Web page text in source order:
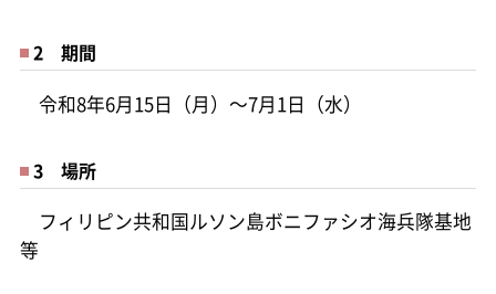
2 期間
令和8年6月15日（月）～7月1日（水）
3 場所
フィリピン共和国ルソン島ボニファシオ海兵隊基地
等